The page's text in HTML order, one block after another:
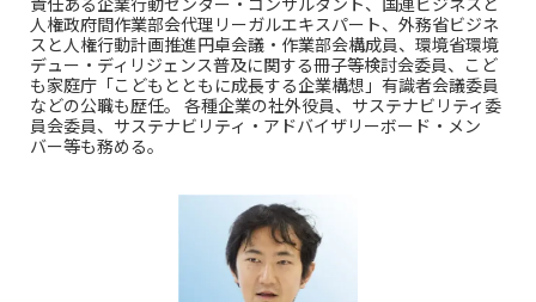
人権政府間作業部会代理リーガルエキスパート、外務省ビジネ
スと人権行動計画推進円卓会議・作業部会構成員、環境省環境
デュー・ディリジェンス普及に関する冊子等検討会委員、こど
も家庭庁「こどもとともに成長する企業構想」有識者会議委員
などの公職も歴任。 各種企業の社外役員、サステナビリティ委
員会委員、サステナビリティ・アドバイザリーボード・メン
バー等も務める。